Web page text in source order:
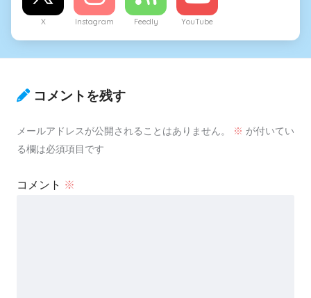
X Instagram Feedly YouTube
コメントを残す
メールアドレスが公開されることはありません。 ※ が付いてい
る欄は必須項目です
コメント ※